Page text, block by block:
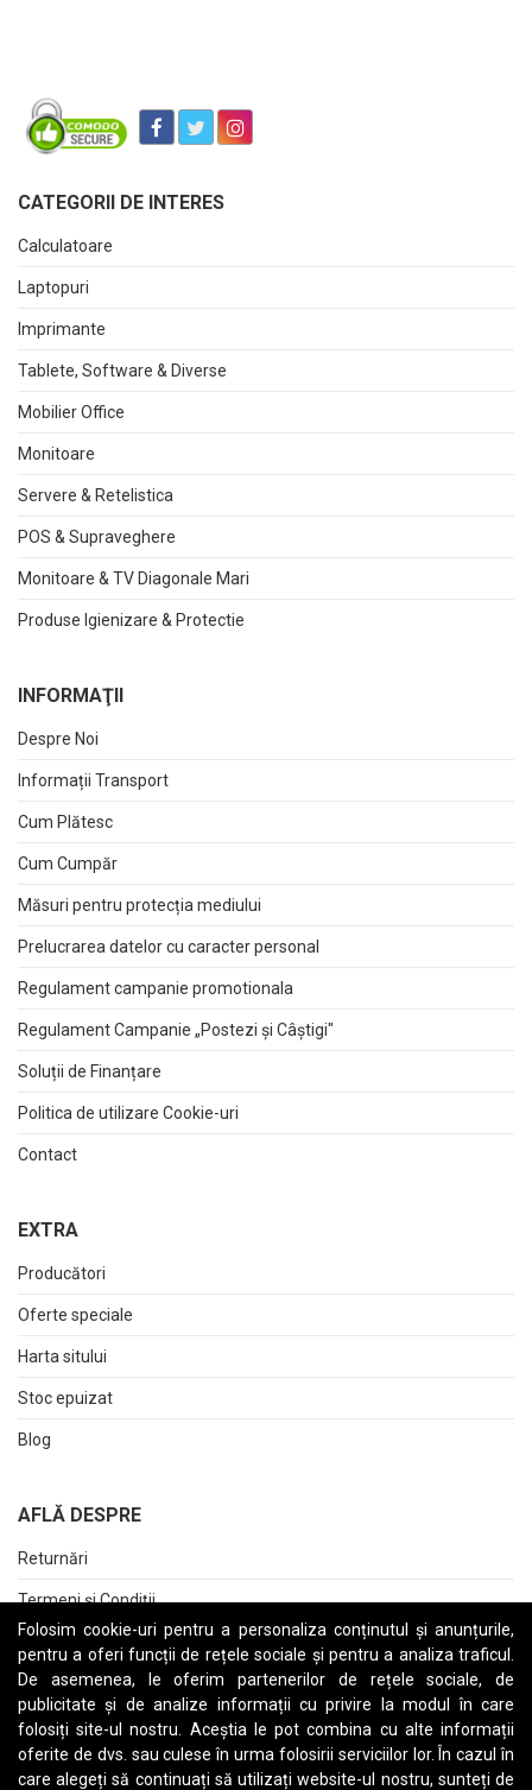
Folosim cookie-uri pentru a personaliza conținutul și anunțurile,
pentru a oferi funcții de rețele sociale și pentru a analiza traficul.
De asemenea, le oferim partenerilor de rețele sociale, de
publicitate și de analize informații cu privire la modul în care
folosiți site-ul nostru. Aceștia le pot combina cu alte informații
oferite de dvs. sau culese în urma folosirii serviciilor lor. În cazul în
care alegeți să continuați să utilizați website-ul nostru, sunteți de
CATEGORII DE INTERES
Calculatoare
Laptopuri
Imprimante
Tablete, Software & Diverse
Mobilier Office
Monitoare
Servere & Retelistica
POS & Supraveghere
Monitoare & TV Diagonale Mari
Produse Igienizare & Protectie
INFORMAŢII
Despre Noi
Informații Transport
Cum Plătesc
Cum Cumpăr
Măsuri pentru protecția mediului
Prelucrarea datelor cu caracter personal
Regulament campanie promotionala
Regulament Campanie „Postezi și Câștigi"
Soluții de Finanțare
Politica de utilizare Cookie-uri
Contact
EXTRA
Producători
Oferte speciale
Harta sitului
Stoc epuizat
Blog
AFLĂ DESPRE
Returnări
Termeni și Condiții
Raport date personale
Cerere stergere cont